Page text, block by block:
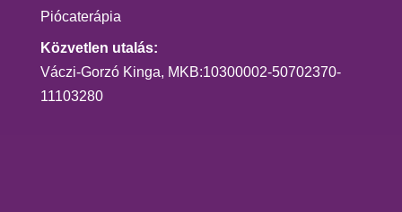
Piócaterápia
Közvetlen utalás:
Váczi-Gorzó Kinga, MKB:10300002-50702370-
11103280